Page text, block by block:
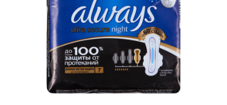
Средства для дома
Бумажная продукция
Пакеты